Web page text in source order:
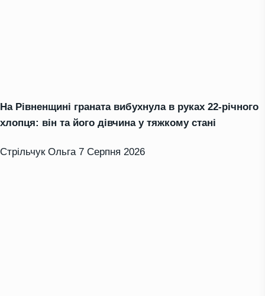
На Рівненщині граната вибухнула в руках 22-річного
хлопця: він та його дівчина у тяжкому стані
Стрільчук Ольга 7 Серпня 2026